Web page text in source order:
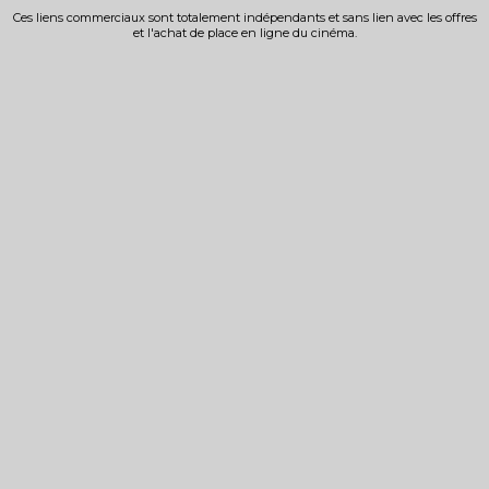
Ces liens commerciaux sont totalement indépendants et sans lien avec les offres
et l'achat de place en ligne du cinéma.